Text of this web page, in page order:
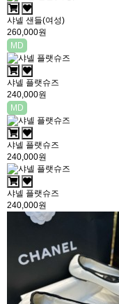
샤넬 샌들(여성)
260,000원
MD
샤넬 플랫슈즈
240,000원
MD
샤넬 플랫슈즈
240,000원
샤넬 플랫슈즈
240,000원